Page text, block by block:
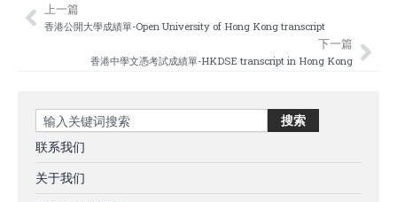
Prev
上一篇
香港公開大學成績單-Open University of Hong Kong transcript
下一篇
香港中學文憑考試成績單-HKDSE transcript in Hong Kong
Search 搜索
联系我们
关于我们